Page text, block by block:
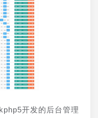
开发的后台管理